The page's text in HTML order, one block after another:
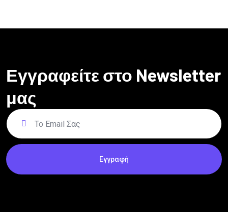
Εγγραφείτε στο Newsletter
μας
Εγγραφή